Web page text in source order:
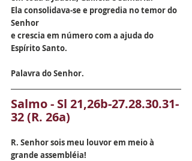
Ela consolidava-se e progredia no temor do
Senhor
e crescia em número com a ajuda do
Espírito Santo.
Palavra do Senhor.
Salmo - Sl 21,26b-27.28.30.31-
32 (R. 26a)
R. Senhor sois meu louvor em meio à
grande assembléia!